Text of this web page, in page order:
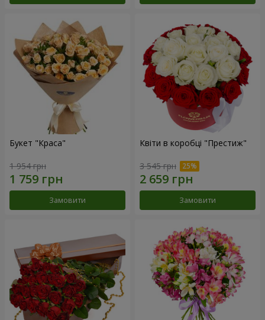
Букет "Краса"
1 954 грн
Замовити
Квіти в коробці "Престиж"
3 545 грн
Замовити